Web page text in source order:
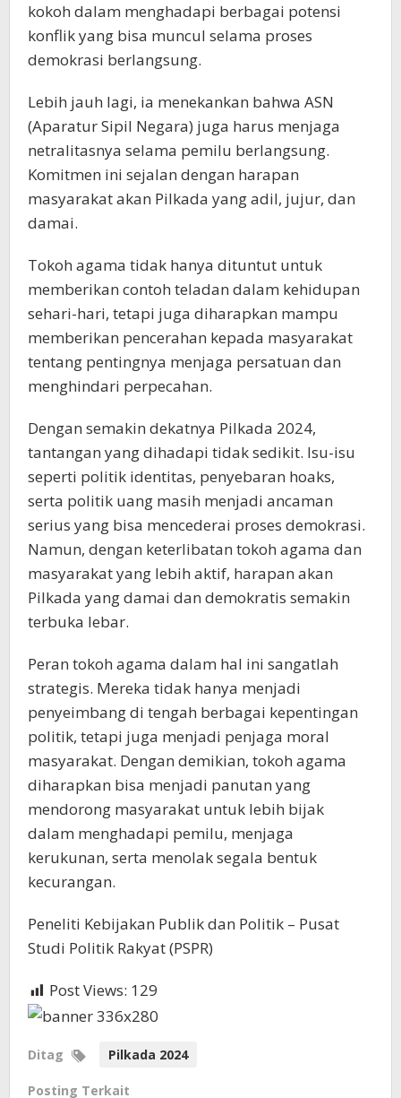
kokoh dalam menghadapi berbagai potensi
konflik yang bisa muncul selama proses
demokrasi berlangsung.
Lebih jauh lagi, ia menekankan bahwa ASN
(Aparatur Sipil Negara) juga harus menjaga
netralitasnya selama pemilu berlangsung.
Komitmen ini sejalan dengan harapan
masyarakat akan Pilkada yang adil, jujur, dan
damai.
Tokoh agama tidak hanya dituntut untuk
memberikan contoh teladan dalam kehidupan
sehari-hari, tetapi juga diharapkan mampu
memberikan pencerahan kepada masyarakat
tentang pentingnya menjaga persatuan dan
menghindari perpecahan.
Dengan semakin dekatnya Pilkada 2024,
tantangan yang dihadapi tidak sedikit. Isu-isu
seperti politik identitas, penyebaran hoaks,
serta politik uang masih menjadi ancaman
serius yang bisa mencederai proses demokrasi.
Namun, dengan keterlibatan tokoh agama dan
masyarakat yang lebih aktif, harapan akan
Pilkada yang damai dan demokratis semakin
terbuka lebar.
Peran tokoh agama dalam hal ini sangatlah
strategis. Mereka tidak hanya menjadi
penyeimbang di tengah berbagai kepentingan
politik, tetapi juga menjadi penjaga moral
masyarakat. Dengan demikian, tokoh agama
diharapkan bisa menjadi panutan yang
mendorong masyarakat untuk lebih bijak
dalam menghadapi pemilu, menjaga
kerukunan, serta menolak segala bentuk
kecurangan.
Peneliti Kebijakan Publik dan Politik – Pusat
Studi Politik Rakyat (PSPR)
Post Views: 129
Ditag Pilkada 2024
Posting Terkait